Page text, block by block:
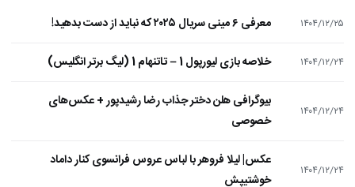
۱۴۰۴/۱۲/۲۵ معرفی ۶ مینی سریال ۲۰۲۵ که نباید از دست بدهید!
۱۴۰۴/۱۲/۲۴ خلاصه بازی لیورپول 1 – تاتنهام 1 (لیگ برتر انگلیس)
۱۴۰۴/۱۲/۲۴
بیوگرافی هلن دختر جذاب رضا رشیدپور + عکس‌های
خصوصی
۱۴۰۴/۱۲/۲۴
عکس| لیلا فروهر با لباس عروس فرانسوی کنار داماد
خوشتیپش